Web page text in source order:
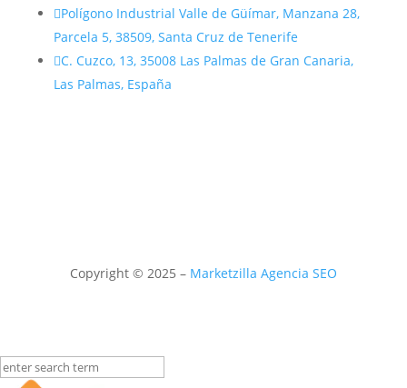
Polígono Industrial Valle de Güímar, Manzana 28,
Parcela 5, 38509, Santa Cruz de Tenerife
C. Cuzco, 13, 35008 Las Palmas de Gran Canaria,
Las Palmas, España
Copyright © 2025 – Marketzilla Agencia SEO
Servicios
Grúas móviles autopropulsadas
Transportes Especiales
Sedes